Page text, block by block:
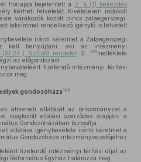
hónapja bejelentett a 2. § (1) bekezdés
kérheti felvételét. Kivételesen indokolt
várakozók között nincs zalaegerszegi,
lakcímmel rendelkező igénylő is felvételt
iránti kérelmet a Zalaegerszegi
kell benyújtani, aki az intézményi
(XI.24.) SzCsM rendelet 2. 106melléklete
az előgondozást.
fizetendő intézményi térítési
meg.
gondozóháza 108
átmeneti ellátását az önkormányzat a
megkötött ellátási szerződés alapján, a
Gondozóházában biztosítja.
ellátása igénybevétele iránti kérelmet a
Gondozóháza intézményvezetőjéhez
fizetendő intézményi térítési díjat az
Református Egyház határozza meg.